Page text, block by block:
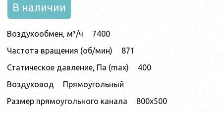
В наличии
Воздухообмен, м³/ч
7400
Частота вращения (об/мин)
871
Статическое давление, Па (max)
400
Воздуховод
Прямоугольный
Размер прямоугольного канала
800x500